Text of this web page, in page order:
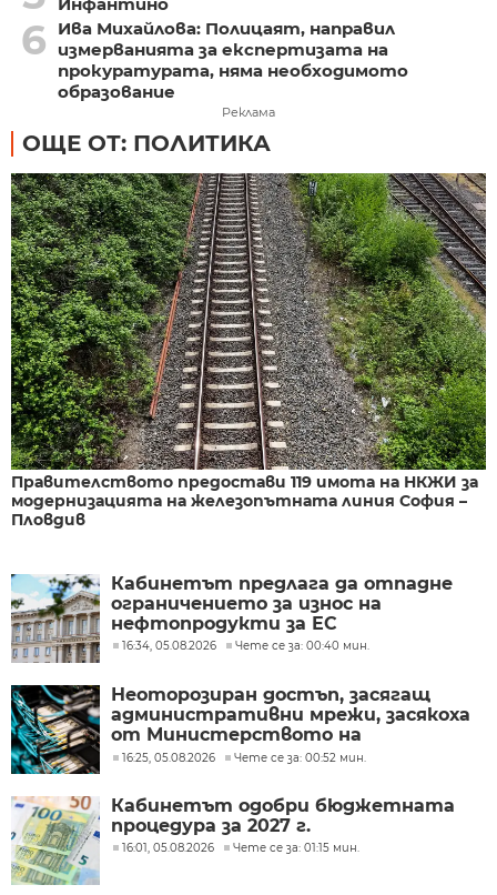
6
Ива Михайлова: Полицаят, направил
измерванията за експертизата на
прокуратурата, няма необходимото
образование
Реклама
ОЩЕ ОТ: ПОЛИТИКА
Правителството предостави 119 имота на НКЖИ за
модернизацията на железопътната линия София –
Пловдив
Кабинетът предлага да отпадне
ограничението за износ на
нефтопродукти за ЕС
16:34, 05.08.2026 Чете се за: 00:40 мин.
Неоторозиран достъп, засягащ
административни мрежи, засякоха
от Министерството на
иновациите
16:25, 05.08.2026 Чете се за: 00:52 мин.
Кабинетът одобри бюджетната
процедура за 2027 г.
16:01, 05.08.2026 Чете се за: 01:15 мин.